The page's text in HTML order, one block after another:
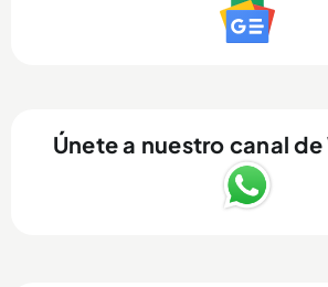
Únete a nuestro canal